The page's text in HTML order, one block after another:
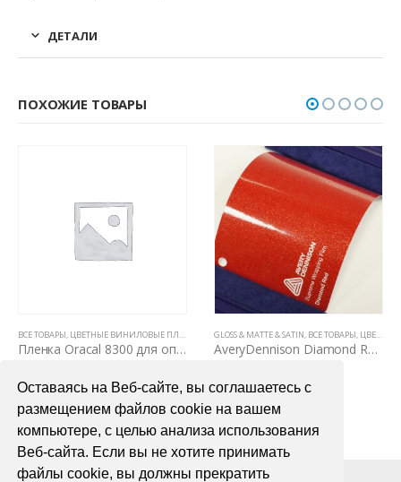
Оставаясь на Веб-сайте, вы соглашаетесь с
размещением файлов cookie на вашем
компьютере, с целью анализа использования
Веб-сайта. Если вы не хотите принимать
файлы cookie, вы должны прекратить
ДЕТАЛИ
ПОХОЖИЕ ТОВАРЫ
ВСЕ ТОВАРЫ ЦВЕТНЫЕ ВИНИЛОВЫЕ ПЛЕНКИ АВТОВИНИЛ ORACAL (ГЕРМАНИЯ)
Пленка Oracal 8300 для оптики автомобиля
В КОРЗИНУ
GLOSS & MATTE & SATIN ВСЕ ТОВАРЫ ЦВЕТНЫЕ ВИНИЛОВЫЕ ПЛЕНКИ
AveryDennison Diamond Red (красный металлик)
В КОРЗИНУ